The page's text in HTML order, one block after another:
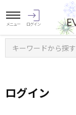
キーワードから探す
ログイン